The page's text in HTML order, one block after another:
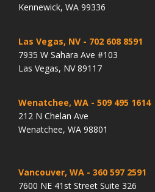
Kennewick, WA 99336
Las Vegas, NV - 702 608 8591
7935 W Sahara Ave #103
Las Vegas, NV 89117
Wenatchee, WA - 509 495 1614
212 N Chelan Ave
Wenatchee, WA 98801
Vancouver, WA - 360 597 2591
7600 NE 41st Street Suite 326